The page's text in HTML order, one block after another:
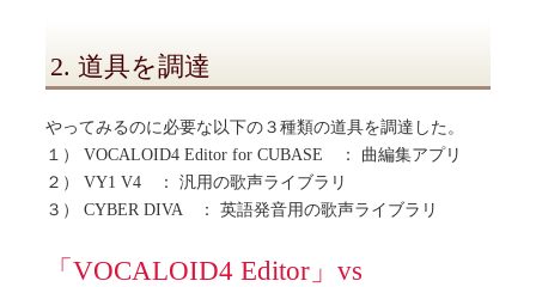
2. 道具を調達
やってみるのに必要な以下の３種類の道具を調達した。
１） VOCALOID4 Editor for CUBASE ： 曲編集アプリ
２） VY1 V4 ： 汎用の歌声ライブラリ
３） CYBER DIVA ： 英語発音用の歌声ライブラリ
「VOCALOID4 Editor」vs